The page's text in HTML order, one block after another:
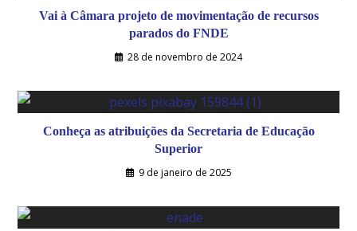
Vai à Câmara projeto de movimentação de recursos
parados do FNDE
28 de novembro de 2024
Conheça as atribuições da Secretaria de Educação
Superior
9 de janeiro de 2025